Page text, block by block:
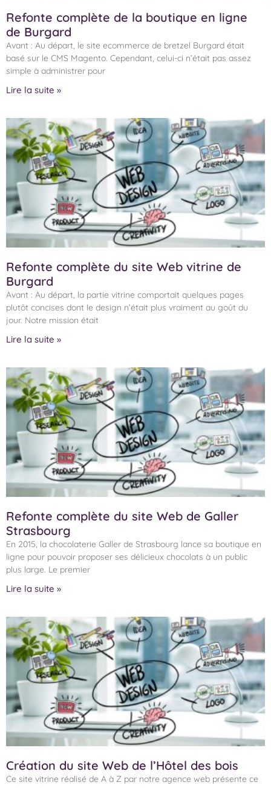
Refonte complète de la boutique en ligne
de Burgard
Avant : Au départ, le site ecommerce de bretzel Burgard était
basé sur le CMS Magento. Cependant, celui-ci n’était pas assez
simple à administrer pour
Lire la suite »
Refonte complète du site Web vitrine de
Burgard
Avant : Au départ, la partie vitrine comportait quelques pages
plutôt concises dont le design n’était plus vraiment au goût du
jour. Notre mission était
Lire la suite »
Refonte complète du site Web de Galler
Strasbourg
En 2015, la chocolaterie Galler de Strasbourg lance sa boutique en
ligne pour pouvoir proposer ses délicieux chocolats à un public
plus large. Le premier
Lire la suite »
Création du site Web de l’Hôtel des bois
Ce site vitrine réalisé de A à Z par notre agence web présente ce